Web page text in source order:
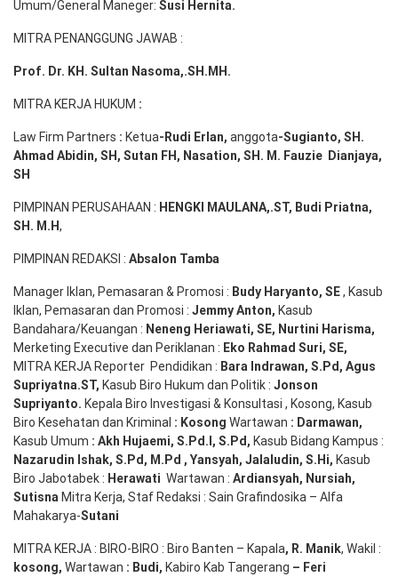
Umum/General Maneger: Susi Hernita.
MITRA PENANGGUNG JAWAB :
Prof. Dr. KH. Sultan Nasoma,.SH.MH.
MITRA KERJA HUKUM :
Law Firm Partners : Ketua-Rudi Erlan, anggota-Sugianto, SH.
Ahmad Abidin, SH, Sutan FH, Nasation, SH. M. Fauzie Dianjaya,
SH
PIMPINAN PERUSAHAAN : HENGKI MAULANA,.ST, Budi Priatna,
SH . M.H,
PIMPINAN REDAKSI : Absalon Tamba
Manager Iklan, Pemasaran & Promosi : Budy Haryanto, SE, Kasub
Iklan, Pemasaran dan Promosi : Jemmy Anton, Kasub
Bandahara/Keuangan : Neneng Heriawati, SE, Nurtini Harisma,
Merketing Executive dan Periklanan : Eko Rahmad Suri, SE,
MITRA KERJA Reporter Pendidikan : Bara Indrawan, S.Pd , Agus
Supriyatna.ST, Kasub Biro Hukum dan Politik : Jonson
Supriyanto. Kepala Biro Investigasi & Konsultasi , Kosong, Kasub
Biro Kesehatan dan Kriminal : Kosong Wartawan : Darmawan,
Kasub Umum : Akh Hujaemi, S.Pd.I, S.Pd , Kasub Bidang Kampus :
Nazarudin Ishak, S.Pd , M.Pd , Yansyah, Jalaludin, S.Hi, Kasub
Biro Jabotabek : Herawati Wartawan : Ardiansyah, Nursiah,
Sutisna Mitra Kerja, Staf Redaksi : Sain Grafindosika – Alfa
Mahakarya-Sutani
MITRA KERJA : BIRO-BIRO : Biro Banten – Kapala, R. Manik, Wakil :
kosong, Wartawan : Budi, Kabiro Kab Tangerang – Feri